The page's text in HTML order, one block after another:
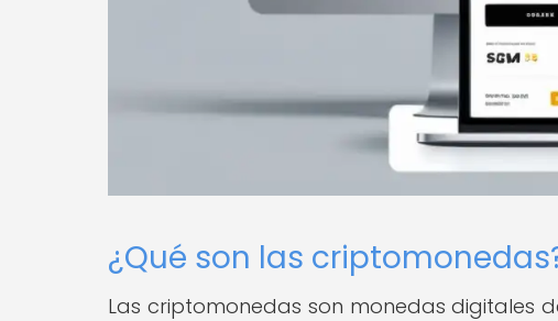
¿Qué son las
Las criptomonedas son monedas digitales